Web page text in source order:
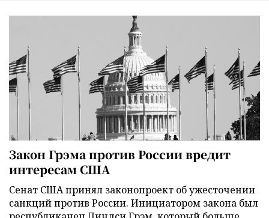
Закон Грэма против России вредит
интересам США
Сенат США принял законопроект об ужесточении
санкций против России. Инициатором закона был